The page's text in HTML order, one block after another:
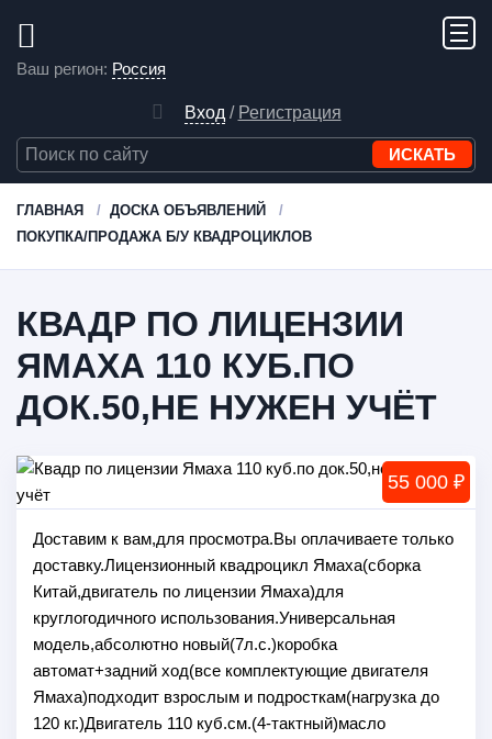
Ваш регион: Россия
Вход / Регистрация
ГЛАВНАЯ
ДОСКА ОБЪЯВЛЕНИЙ
ПОКУПКА/ПРОДАЖА Б/У КВАДРОЦИКЛОВ
КВАДР ПО ЛИЦЕНЗИИ
ЯМАХА 110 КУБ.ПО
ДОК.50,НЕ НУЖЕН УЧЁТ
55 000 ₽
Доставим к вам,для просмотра.Вы оплачиваете только
доставку.Лицензионный квадроцикл Ямаха(сборка
Китай,двигатель по лицензии Ямаха)для
круглогодичного использования.Универсальная
модель,абсолютно новый(7л.с.)коробка
автомат+задний ход(все комплектующие двигателя
Ямаха)подходит взрослым и подросткам(нагрузка до
120 кг.)Двигатель 110 куб.см.(4-тактный)масло